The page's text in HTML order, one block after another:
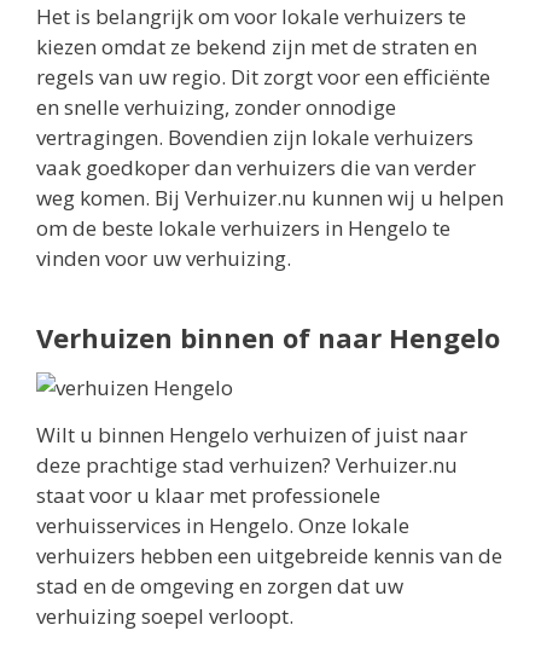
Het is belangrijk om voor lokale verhuizers te
kiezen omdat ze bekend zijn met de straten en
regels van uw regio. Dit zorgt voor een efficiënte
en snelle verhuizing, zonder onnodige
vertragingen. Bovendien zijn lokale verhuizers
vaak goedkoper dan verhuizers die van verder
weg komen. Bij Verhuizer.nu kunnen wij u helpen
om de beste lokale verhuizers in Hengelo te
vinden voor uw verhuizing.
Verhuizen binnen of naar Hengelo
Wilt u binnen Hengelo verhuizen of juist naar
deze prachtige stad verhuizen? Verhuizer.nu
staat voor u klaar met professionele
verhuisservices in Hengelo. Onze lokale
verhuizers hebben een uitgebreide kennis van de
stad en de omgeving en zorgen dat uw
verhuizing soepel verloopt.